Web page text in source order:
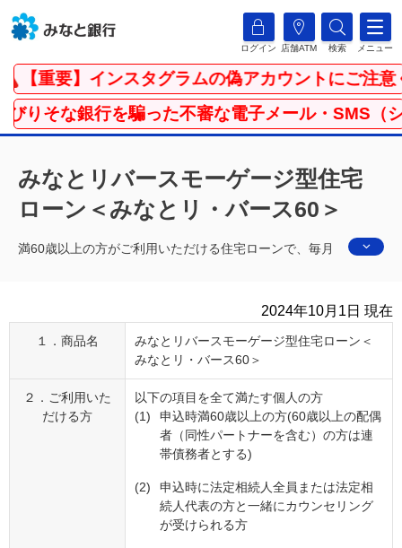
ログイン 店舗ATM 検索 メニュー
重要】インスタグラムの偽アカウントにご注意く
な銀行を騙った不審な電子メール・SMS（ショ
みなとリバースモーゲージ型住宅
ローン＜みなとリ・バース60＞
満60歳以上の方がご利用いただける住宅ローンで、毎月
元金はお客さまがお亡くなりになられた際に、相続人
の方から一括してご返済いただくか、担保物件の売却
によりご返済いただきます。
資金は「住宅購入（建築）」だけでなく、「リフォー
ム」や「サービス付高齢者向け住宅の入居一時金」等
にもご利用いただけます。
2024年10月1日 現在
１．商品名
みなとリバースモーゲージ型住宅ローン＜
みなとリ・バース60＞
２．ご利用いた
だける方
以下の項目を全て満たす個人の方
(1)
申込時満60歳以上の方(60歳以上の配偶
者（同性パートナーを含む）の方は連
帯債務者とする)
(2)
申込時に法定相続人全員または法定相
続人代表の方と一緒にカウンセリング
が受けられる方